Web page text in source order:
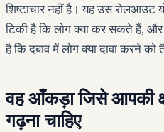
शिष्टाचार नहीं है। यह उस रोलआउट
टिकी है कि लोग क्या कर सकते हैं,
है कि दबाव में लोग क्या दावा करने को
वह आँकड़ा जिसे आपकी
गढ़ना चाहिए